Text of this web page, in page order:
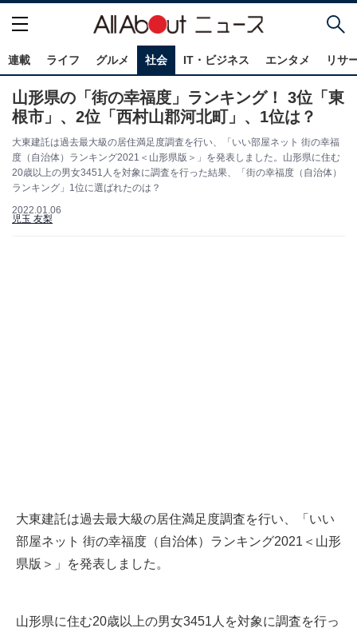
連載 ライフ グルメ 社会 IT・ビジネス エンタメ リサ
山形県の「街の幸福度」ランキング！ 3位「東
根市」、2位「西村山郡河北町」、1位は？
大東建託は過去最大級の居住満足度調査を行い、「いい部屋ネット 街の幸福
度（自治体）ランキング2021＜山形県版＞」を発表しました。山形県に住む
20歳以上の男女3451人を対象に調査を行った結果、「街の幸福度（自治体）
ランキング」1位に選ばれたのは？
2022.01.06
児玉 友梨
大東建託は過去最大級の居住満足度調査を行い、「いい
部屋ネット 街の幸福度（自治体）ランキング2021＜山形
県版＞」を発表しました。
山形県に住む20歳以上の男女3451人を対象に調査を行っ